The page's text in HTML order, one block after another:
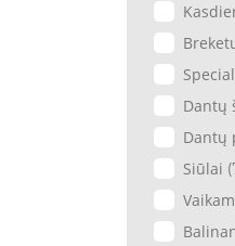
Dantų
Dantų
Siūlai